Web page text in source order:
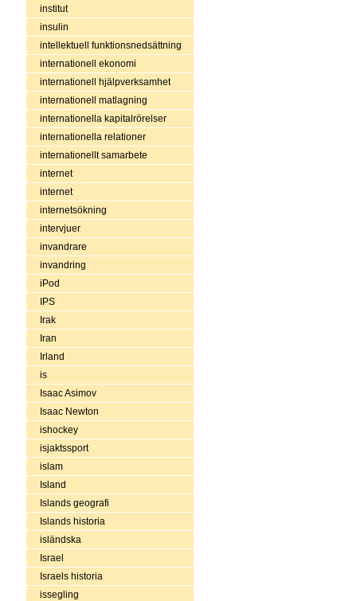
institut
insulin
intellektuell funktionsnedsättning
internationell ekonomi
internationell hjälpverksamhet
internationell matlagning
internationella kapitalrörelser
internationella relationer
internationellt samarbete
internet
internet
internetsökning
intervjuer
invandrare
invandring
iPod
IPS
Irak
Iran
Irland
is
Isaac Asimov
Isaac Newton
ishockey
isjaktssport
islam
Island
Islands geografi
Islands historia
isländska
Israel
Israels historia
issegling